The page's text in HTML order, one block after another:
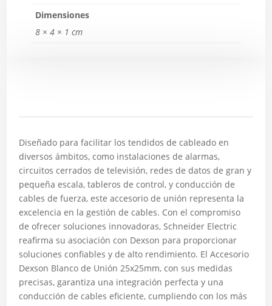
Dimensiones
8 × 4 × 1 cm
Diseñado para facilitar los tendidos de cableado en
diversos ámbitos, como instalaciones de alarmas,
circuitos cerrados de televisión, redes de datos de gran y
pequeña escala, tableros de control, y conducción de
cables de fuerza, este accesorio de unión representa la
excelencia en la gestión de cables. Con el compromiso
de ofrecer soluciones innovadoras, Schneider Electric
reafirma su asociación con Dexson para proporcionar
soluciones confiables y de alto rendimiento. El Accesorio
Dexson Blanco de Unión 25x25mm, con sus medidas
precisas, garantiza una integración perfecta y una
conducción de cables eficiente, cumpliendo con los más